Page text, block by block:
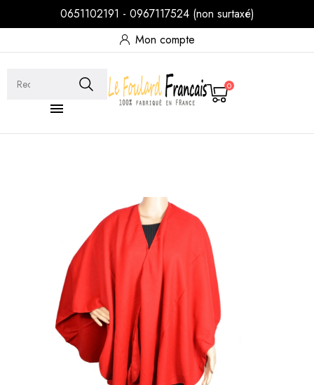
0651102191 - 0967117524 (non surtaxé)
Mon compte

0